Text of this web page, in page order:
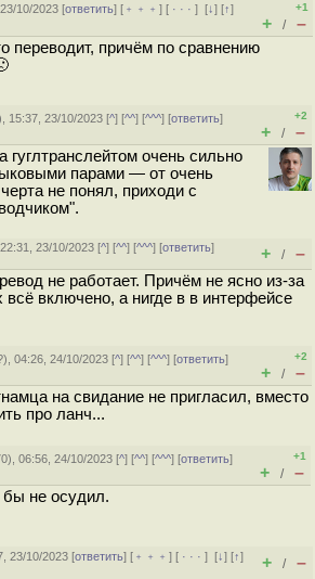
10/2023 [ответить] [ ﹢﹢﹢] [ · · ·][↓] [↑]
+1
+ / –
переводит, причём по сравнению
15:37, 23/10/2023 [^] [^^] [^^^] [ответить]
+2
+ / –
гуглтранслейтом очень сильно
парами — от очень
не понял, приходи с
23/10/2023 [^] [^^] [^^^] [ответить]
+ / –
не работает. Причём не ясно из-за
всё включено, а нигде в в интерфейсе
), 04:26, 24/10/2023 [^] [^^] [^^^] [ответить]
+2
+ / –
на свидание не пригласил, вместо
про ланч...
), 06:56, 24/10/2023 [^] [^^] [^^^] [ответить]
+1
+ / –
бы не осудил.
23/10/2023 [ответить] [ ﹢﹢﹢] [ · · ·][↓] [↑]
+ / –